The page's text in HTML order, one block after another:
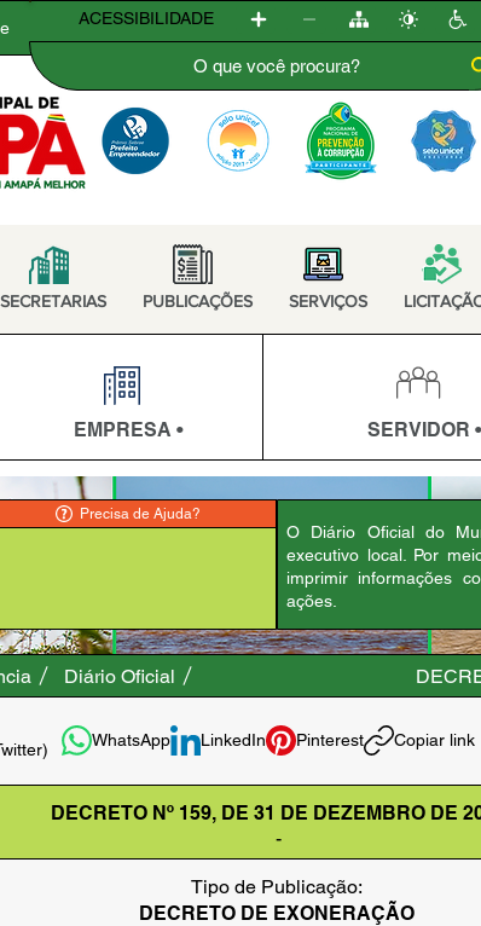
ACESSIBILIDADE
SECRETARIAS PUBLICAÇÕES SERVIÇOS
EMPRESA • SERVIDOR •
Precisa de Ajuda?
O Diário Oficial do
executivo local. Por
imprimir informações
ações.
Diário Oficial
WhatsApp LinkedIn Pinterest Copiar link
DECRETO Nº 159, DE 31 DE DEZEMBRO DE
-
Tipo de Publicação:
DECRETO DE EXONERAÇÃO